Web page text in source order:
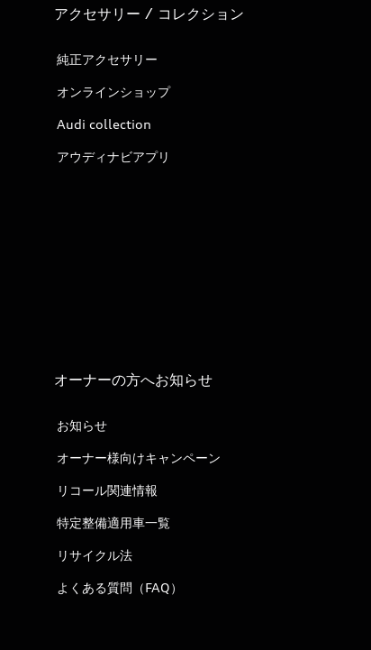
アクセサリー / コレクション
純正アクセサリー
オンラインショップ
Audi collection
アウディナビアプリ
オーナーの方へお知らせ
お知らせ
オーナー様向けキャンペーン
リコール関連情報
特定整備適用車一覧
リサイクル法
よくある質問（FAQ）